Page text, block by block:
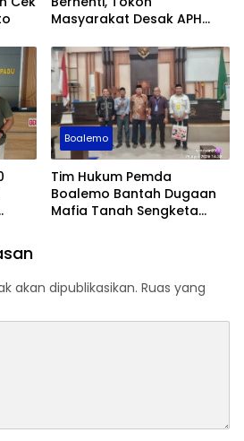
Masyarakat Desak APH
Boalemo
Tim Hukum Pemda
Boalemo Bantah Dugaan
Mafia Tanah Sengketa
akan dipublikasikan. Ruas yang